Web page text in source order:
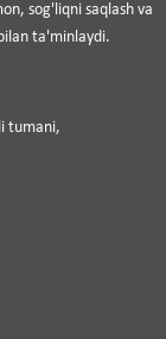
sog'liqni saqlash va
ta'minlaydi.
tumani,